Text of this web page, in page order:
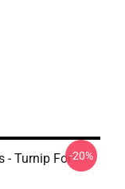
- Turnip For-20%